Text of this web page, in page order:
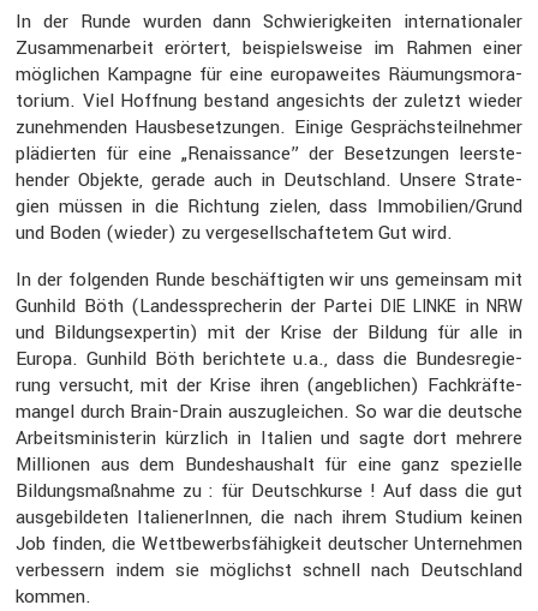
In der Runde wurden dann Schwie­rig­keiten inter­na­tio­naler
Zusam­men­ar­beit erörtert, beispiels­weise im Rahmen einer
mögli­chen Kampagne für eine europa­weites Räumungs­mo­ra­
to­rium. Viel Hoffnung bestand angesichts der zuletzt wieder
zuneh­menden Hausbe­set­zungen. Einige Gesprächs­teil­nehmer
plädierten für eine „Renais­sance” der Beset­zungen leerste­
hender Objekte, gerade auch in Deutsch­land. Unsere Strate­
gien müssen in die Richtung zielen, dass Immobilien/Grund
und Boden (wieder) zu verge­sell­schaf­tetem Gut wird.
In der folgenden Runde beschäf­tigten wir uns gemeinsam mit
Gunhild Böth (Landes­spre­cherin der Partei DIE LINKE in NRW
und Bildungs­ex­pertin) mit der Krise der Bildung für alle in
Europa. Gunhild Böth berich­tete u.a., dass die Bundes­re­gie­
rung versucht, mit der Krise ihren (angeb­li­chen) Fachkräf­te­
mangel durch Brain-Drain auszu­glei­chen. So war die deutsche
Arbeits­mi­nis­terin kürzlich in Italien und sagte dort mehrere
Millionen aus dem Bundes­haus­halt für eine ganz spezi­elle
Bildungs­maß­nahme zu : für Deutsch­kurse ! Auf dass die gut
ausge­bil­deten Italie­ne­rInnen, die nach ihrem Studium keinen
Job finden, die Wettbe­werbs­fä­hig­keit deutscher Unter­nehmen
verbes­sern indem sie möglichst schnell nach Deutsch­land
kommen.